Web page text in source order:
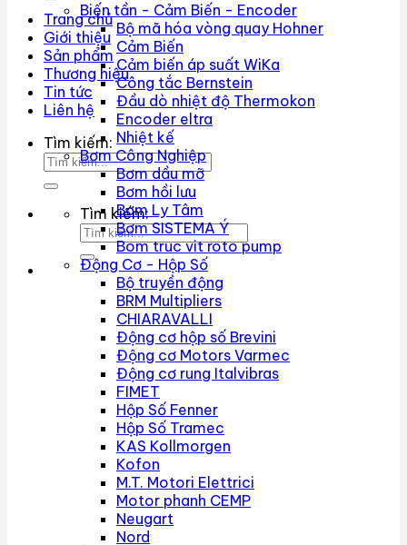
Trang chủ
Giới thiệu
Sản phẩm
Thương hiệu
Tin tức
Liên hệ
Tìm kiếm:
Tìm kiếm:
Biến tần - Cảm Biến - Encoder
Bộ mã hóa vòng quay Hohner
Cảm Biến
Cảm biến áp suất WiKa
Công tắc Bernstein
Đầu dò nhiệt độ Thermokon
Encoder eltra
Nhiệt kế
Bơm Công Nghiệp
Bơm dầu mỡ
Bơm hồi lưu
Bơm Ly Tâm
Bơm SISTEMA Ý
Bom truc vit roto pump
Động Cơ - Hộp Số
Bộ truyền động
BRM Multipliers
CHIARAVALLI
Động cơ hộp số Brevini
Động cơ Motors Varmec
Động cơ rung Italvibras
FIMET
Hộp Số Fenner
Hộp Số Tramec
KAS Kollmorgen
Kofon
M.T. Motori Elettrici
Motor phanh CEMP
Neugart
Nord